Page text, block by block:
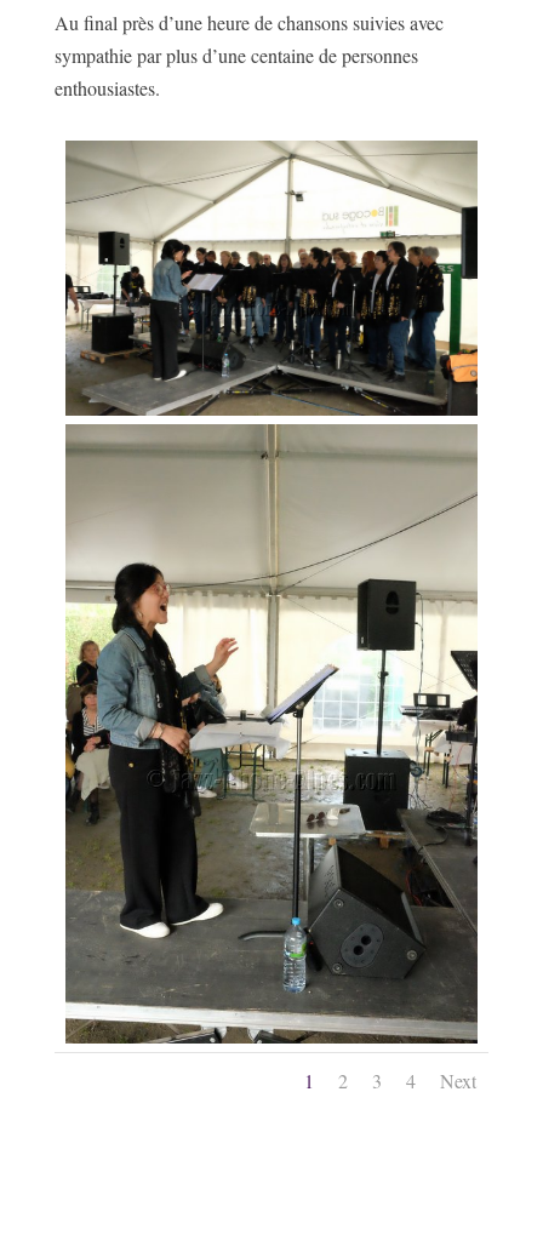
Au final près d’une heure de chansons suivies avec
sympathie par plus d’une centaine de personnes
enthousiastes.
1 2 3 4 Next